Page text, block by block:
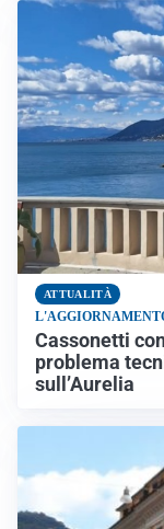
ATTUALITÀ
Cassonetti
problema
sull’Aurelia